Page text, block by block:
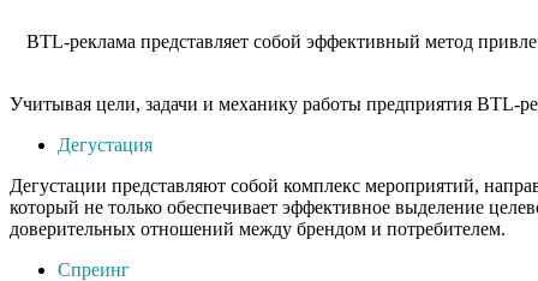
BTL-реклама представляет собой эффективный метод
Учитывая цели, задачи и механику работы предприятия BTL-
Дегустация
Дегустации представляют собой комплекс мероприятий,
который не только обеспечивает эффективное выделение
доверительных отношений между брендом и потребителем.
Спреинг